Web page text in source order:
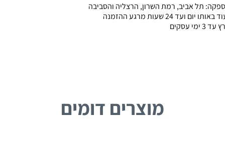
תל אביב, רמת השרון, הרצליה והסביבה
יום ועד 24 שעות מרגע ההזמנה
עסקים
מוצרים דומים